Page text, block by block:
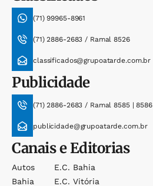
(71) 99965-8961
(71) 2886-2683 / Ramal 8526
classificados@grupoatarde.com.br
Publicidade
(71) 2886-2683 / Ramal 8585 | 8586
publicidade@grupoatarde.com.br
Canais e Editorias
Autos
Bahia
E.c. Bahia
E.c. Vitória